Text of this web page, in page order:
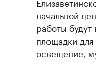
начальной
работы
площадки
освещение,